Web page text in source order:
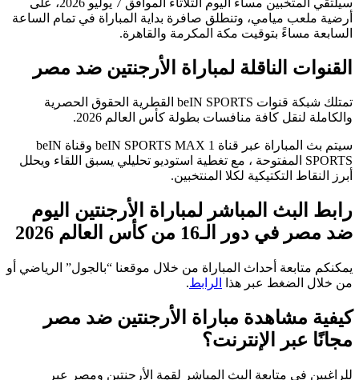
ميامي، وتنطلق صافرة بداية المباراة في تمام الساعة
مساءً بتوقيت مكة المكرمة والقاهرة.
الناقلة لمباراة الأرجنتين ضد مصر
تمتلك شبكة قنوات beIN SPORTS القطرية الحقوق الحصرية
لنقل كافة منافسات بطولة كأس العالم 2026.
سيتم بث المباراة عبر قناة beIN SPORTS MAX 1 وقناة beIN
SPORTS المفتوحة ، مع تغطية استوديو تحليلي يسبق اللقاء ويحلل
التكتيكية لكلا المنتخبين.
المباشر لمباراة الأرجنتين اليوم
الـ16 من كأس العالم 2026
متابعة أحداث المباراة من خلال موقعنا “بالجول” الرياضي أو
الضغط عبر هذا الرابط
مشاهدة مباراة الأرجنتين ضد مصر
عبر الإنترنت؟
في متابعة البث المباشر لقمة الأرجنتين ومصر عبر